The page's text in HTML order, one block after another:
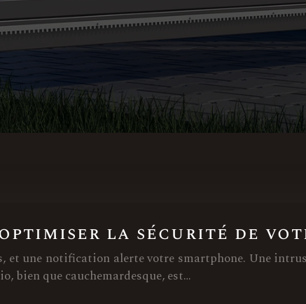
la sécurité de
et une notification alerte votre smartphone. Une
bien que cauchemardesque, est…